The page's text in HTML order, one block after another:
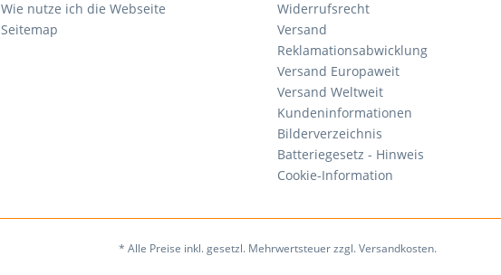
Wie nutze ich die Webseite
Seitemap
Widerrufsrecht
Versand
Reklamationsabwicklung
Versand Europaweit
Versand Weltweit
Kundeninformationen
Bilderverzeichnis
Batteriegesetz - Hinweis
Cookie-Information
* Alle Preise inkl. gesetzl. Mehrwertsteuer zzgl. Versandkosten.